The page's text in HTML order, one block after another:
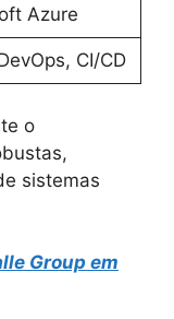
Azure
CI/CD
o
sistemas
Group em